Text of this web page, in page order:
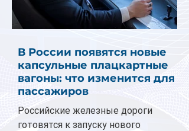
В России появятся новые
капсульные плацкартные
вагоны: что изменится для
пассажиров
Российские железные дороги
готовятся к запуску нового